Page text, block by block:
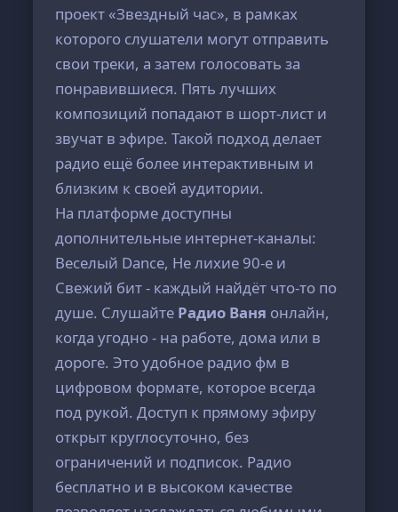
проект «Звездный час», в рамках
которого слушатели могут отправить
свои треки, а затем голосовать за
понравившиеся. Пять лучших
композиций попадают в шорт-лист и
звучат в эфире. Такой подход делает
радио ещё более интерактивным и
близким к своей аудитории.
На платформе доступны
дополнительные интернет-каналы:
Веселый Dance, Не лихие 90-е и
Свежий бит - каждый найдёт что-то по
душе. Слушайте Радио Ваня онлайн,
когда угодно - на работе, дома или в
дороге. Это удобное радио фм в
цифровом формате, которое всегда
под рукой. Доступ к прямому эфиру
открыт круглосуточно, без
ограничений и подписок. Радио
бесплатно и в высоком качестве